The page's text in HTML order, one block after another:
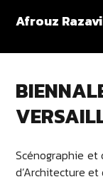
Afrouz
Scénographie et
d’Architecture et